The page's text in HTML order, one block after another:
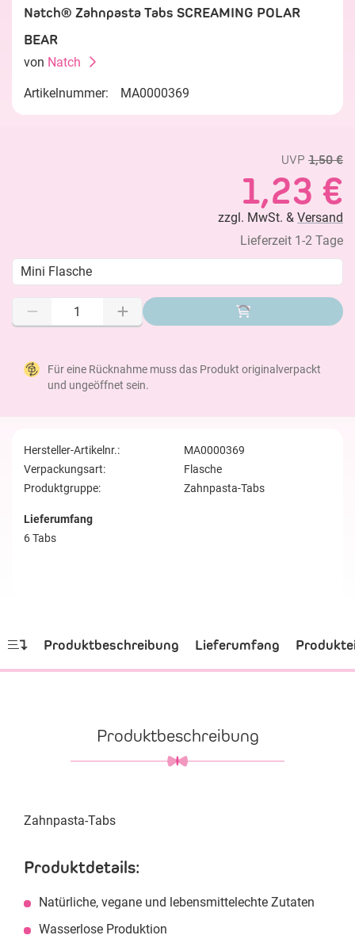
Natch® Zahnpasta Tabs SCREAMING POLAR
BEAR
von Natch
Artikelnummer: MA0000369
UVP 1,50 €
1,23 €
zzgl. MwSt. & Versand
Lieferzeit 1-2 Tage
Mini Flasche
Für eine Rücknahme muss das Produkt originalverpackt
und ungeöffnet sein.
Hersteller-Artikelnr.:
MA0000369
Verpackungsart:
Flasche
Produktgruppe:
Zahnpasta-Tabs
Lieferumfang
6 Tabs
Produktbeschreibung Lieferumfang
Produktbeschreibung
Zahnpasta-Tabs
Produktdetails:
Natürliche, vegane und lebensmittelechte Zutaten
Wasserlose Produktion